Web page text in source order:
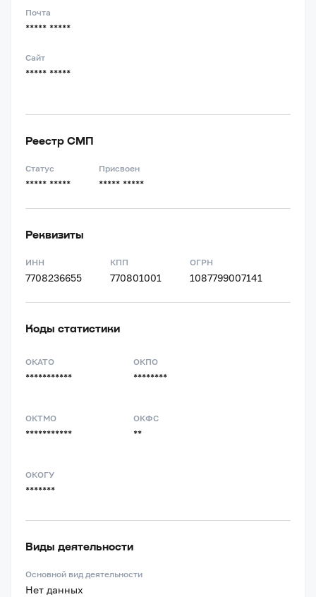
Почта
***** *****
Сайт
***** *****
Реестр СМП
Статус
***** *****
Присвоен
***** *****
Реквизиты
ИНН
7708236655
КПП
770801001
ОГРН
1087799007141
Коды статистики
ОКАТО
***********
ОКПО
********
ОКТМО
***********
ОКФС
**
ОКОГУ
*******
Виды деятельности
Основной вид деятельности
Нет данных